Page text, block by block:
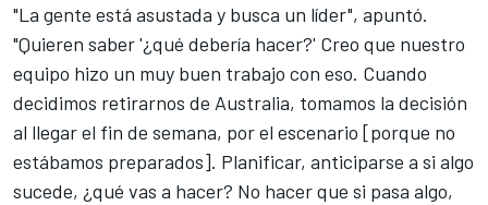
"La gente está asustada y busca un líder", apuntó.
"Quieren saber '¿qué debería hacer?' Creo que nuestro
equipo hizo un muy buen trabajo con eso. Cuando
decidimos retirarnos de Australia, tomamos la decisión
al llegar el fin de semana, por el escenario [porque no
estábamos preparados]. Planificar, anticiparse a si algo
sucede, ¿qué vas a hacer? No hacer que si pasa algo,